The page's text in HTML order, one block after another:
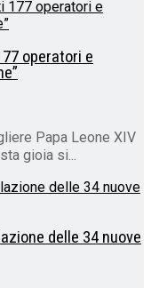
operatori e
Papa Leone XIV
gioia si...
delle 34 nuove